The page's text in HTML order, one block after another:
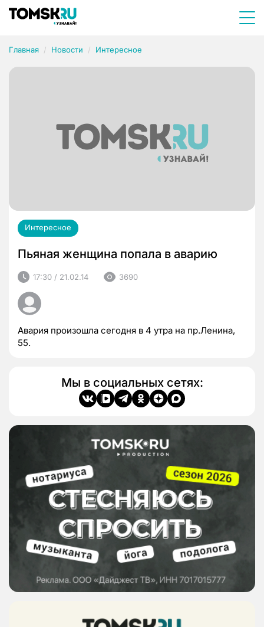
Главная Новости Интересное
Интересное
Пьяная женщина попала в аварию
17:30 / 21.02.14 3690
Авария произошла сегодня в 4 утра на пр.Ленина,
55.
Мы в социальных сетях: